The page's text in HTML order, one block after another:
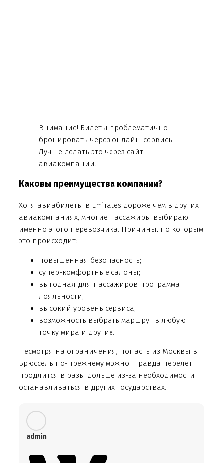
Внимание! Билеты проблематично
бронировать через онлайн-сервисы.
Лучше делать это через сайт
авиакомпании.
Каковы преимущества компании?
Хотя авиабилеты в Emirates дороже чем в других
авиакомпаниях, многие пассажиры выбирают
именно этого перевозчика. Причины, по которым
это происходит:
повышенная безопасность;
супер-комфортные салоны;
выгодная для пассажиров программа
лояльности;
высокий уровень сервиса;
возможность выбрать маршрут в любую
точку мира и другие.
Несмотря на ограничения, попасть из Москвы в
Брюссель по-прежнему можно. Правда перелет
продлится в разы дольше из-за необходимости
останавливаться в других государствах.
admin